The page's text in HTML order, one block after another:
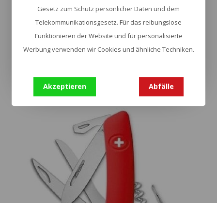
Zeige1-16von 90
Mehr anzeigen
Gesetz zum Schutz persönlicher Daten und dem
Telekommunikationsgesetz. Für das reibungslose
Funktionieren der Website und für personalisierte
Werbung verwenden wir Cookies und ähnliche Techniken.
Akzeptieren Abfälle